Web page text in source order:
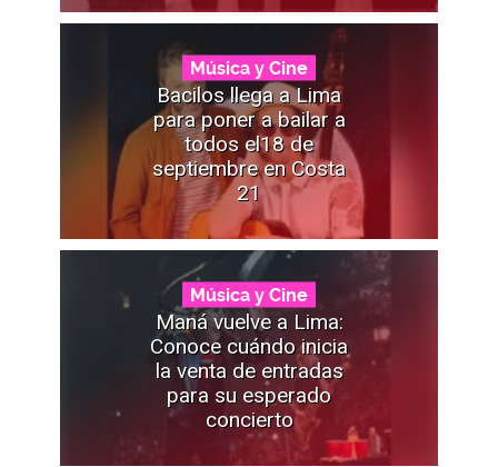
Música y Cine
Bacilos llega a Lima
para poner a bailar a
todos el18 de
septiembre en Costa
21
Música y Cine
Maná vuelve a Lima:
Conoce cuándo inicia
la venta de entradas
para su esperado
concierto